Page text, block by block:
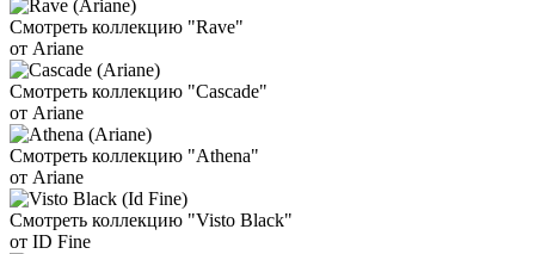
Смотреть коллекцию "Rave"
от Ariane
Смотреть коллекцию "Cascade"
от Ariane
Смотреть коллекцию "Athena"
от Ariane
Смотреть коллекцию "Visto Black"
от ID Fine